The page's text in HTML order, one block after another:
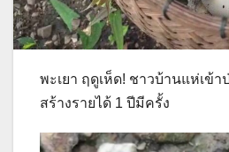
พะเยา ฤดูเห็ด! ชาวบ้านแห่เข้า
สร้างรายได้ 1 ปีมีครั้ง